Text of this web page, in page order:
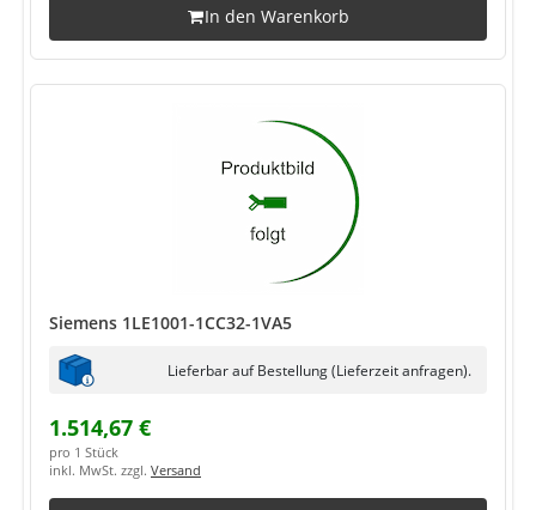
In den Warenkorb
Siemens 1LE1001-1CC32-1VA5
Lieferbar auf Bestellung (Lieferzeit anfragen).
1.514,67 €
pro 1 Stück
inkl. MwSt. zzgl. Versand